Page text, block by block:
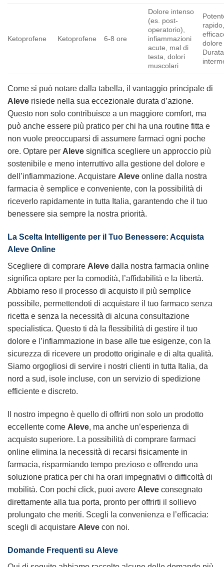
Ketoprofene Ketoprofene 6-8 ore
Dolore intenso
(es. post-
operatorio),
infiammazioni
acute, mal di
testa, dolori
muscolari
Durata
Come si può notare dalla tabella, il vantaggio principale di
Aleve risiede nella sua eccezionale durata d’azione.
Questo non solo contribuisce a un maggiore comfort, ma
può anche essere più pratico per chi ha una routine fitta e
non vuole preoccuparsi di assumere farmaci ogni poche
ore. Optare per Aleve significa scegliere un approccio più
sostenibile e meno interruttivo alla gestione del dolore e
dell’infiammazione. Acquistare Aleve online dalla nostra
farmacia è semplice e conveniente, con la possibilità di
riceverlo rapidamente in tutta Italia, garantendo che il tuo
benessere sia sempre la nostra priorità.
La Scelta Intelligente per il Tuo Benessere: Acquista
Aleve Online
Scegliere di comprare Aleve dalla nostra farmacia online
significa optare per la comodità, l’affidabilità e la libertà.
Abbiamo reso il processo di acquisto il più semplice
possibile, permettendoti di acquistare il tuo farmaco senza
ricetta e senza la necessità di alcuna consultazione
specialistica. Questo ti dà la flessibilità di gestire il tuo
dolore e l’infiammazione in base alle tue esigenze, con la
sicurezza di ricevere un prodotto originale e di alta qualità.
Siamo orgogliosi di servire i nostri clienti in tutta Italia, da
nord a sud, isole incluse, con un servizio di spedizione
efficiente e discreto.
Il nostro impegno è quello di offrirti non solo un prodotto
eccellente come Aleve, ma anche un’esperienza di
acquisto superiore. La possibilità di comprare farmaci
online elimina la necessità di recarsi fisicamente in
farmacia, risparmiando tempo prezioso e offrendo una
soluzione pratica per chi ha orari impegnativi o difficoltà di
mobilità. Con pochi click, puoi avere Aleve consegnato
direttamente alla tua porta, pronto per offrirti il sollievo
prolungato che meriti. Scegli la convenienza e l’efficacia:
scegli di acquistare Aleve con noi.
Domande Frequenti su Aleve